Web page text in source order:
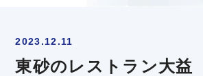
2023.12.11
東砂のレストラン大益